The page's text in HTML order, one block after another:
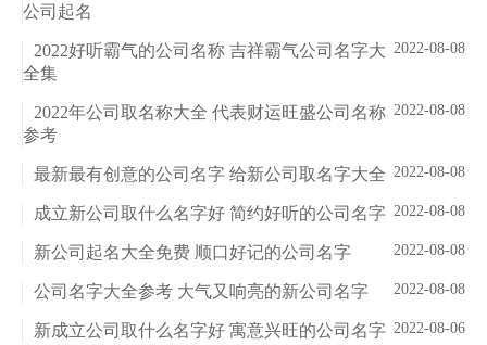
公司起名
2022-08-08
2022好听霸气的公司名称 吉祥霸气公司名字大
全集
2022-08-08
2022年公司取名称大全 代表财运旺盛公司名称
参考
2022-08-08
最新最有创意的公司名字 给新公司取名字大全
2022-08-08
成立新公司取什么名字好 简约好听的公司名字
2022-08-08
新公司起名大全免费 顺口好记的公司名字
2022-08-08
公司名字大全参考 大气又响亮的新公司名字
2022-08-06
新成立公司取什么名字好 寓意兴旺的公司名字